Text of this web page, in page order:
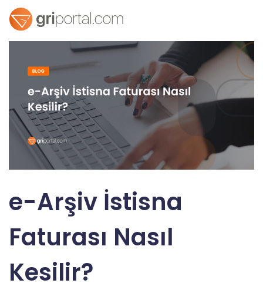
e-Arşiv İstisna
Faturası Nasıl
Kesilir?